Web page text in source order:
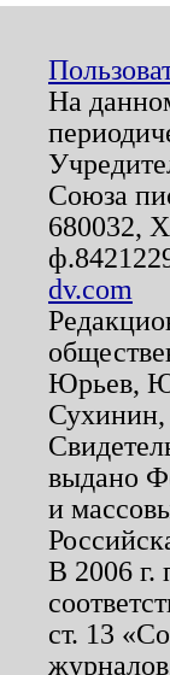
На
Союза
680032,
dv.com
Юрьев,
выдано
и
В 2006 г.
ст. 13